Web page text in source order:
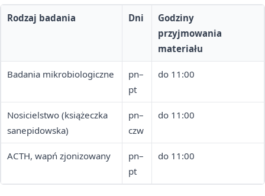
Rodzaj badania Dni
Godziny
przyjmowania
materiału
Badania mikrobiologiczne
pn–
pt
do 11:00
Nosicielstwo (książeczka
sanepidowska)
pn–
czw
do 11:00
ACTH, wapń zjonizowany
pn–
pt
do 11:00